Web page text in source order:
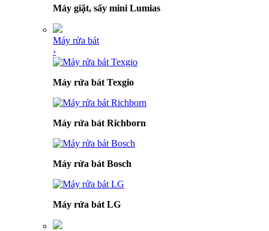
Máy giặt, sấy mini Lumias
Máy rửa bát
›
Máy rửa bát Texgio
Máy rửa bát Richborn
Máy rửa bát Bosch
Máy rửa bát LG